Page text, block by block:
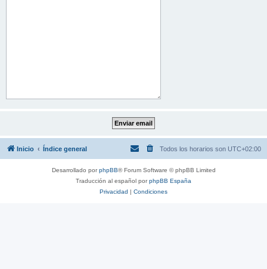
Inicio Índice general Todos los horarios son UTC+02:00
Desarrollado porphpBB® Forum Software © phpBB Limited
Traducción al español porphpBB España
Privacidad | Condiciones